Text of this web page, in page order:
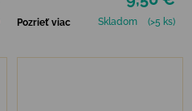
Pozrieť viac Skladom (>5 ks)